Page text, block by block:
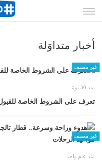
الى
أخبار متداوَلة
غير مصنف
منذ 30 يومًا
تعرف على الشروط الخاصة للقبول
غير مصنف
منذ عام واحد